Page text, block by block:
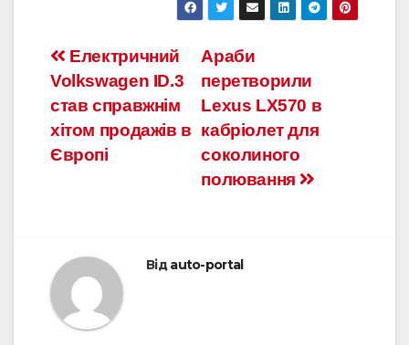
Навігація
записів
Араби
перетворили
Lexus LX570 в
кабріолет для
соколиного
полювання
Електричний
Volkswagen ID.3
став справжнім
хітом продажів в
Європі
Відauto-portal